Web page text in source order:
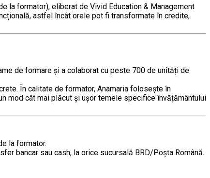
la formator), eliberat de Vivid Education & Management
astfel încât orele pot fi transformate în credite,
de formare și a colaborat cu peste 700 de unități de
În calitate de formator, Anamaria folosește în
mod cât mai plăcut și ușor temele specifice învățământului
la formator.
bancar sau cash, la orice sucursală BRD/Poșta Română.